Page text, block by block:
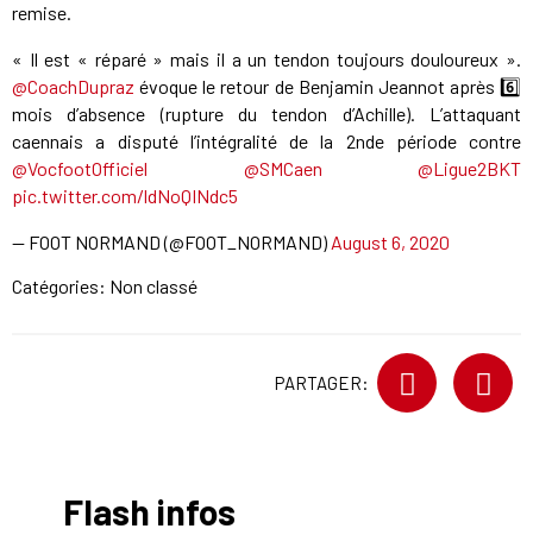
remise.
« Il est « réparé » mais il a un tendon toujours douloureux ».
@CoachDupraz évoque le retour de Benjamin Jeannot après 6️⃣
mois d’absence (rupture du tendon d’Achille). L’attaquant
caennais a disputé l’intégralité de la 2nde période contre
@VocfootOfficiel
@SMCaen
@Ligue2BKT
pic.twitter.com/ldNoQINdc5
— FOOT NORMAND (@FOOT_NORMAND) August 6, 2020
Catégories: Non classé
PARTAGER:
Flash infos